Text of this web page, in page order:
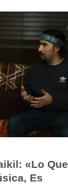
«Lo Que
Es